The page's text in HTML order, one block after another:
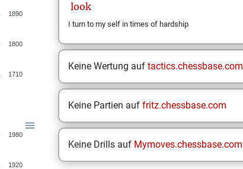
1890
1800
1710
1980
1920
look
I turn to my self in times of hardship
Keine Wertung auf tactics.chessbase.com
Keine Partien auf fritz.chessbase.com
Keine Drills auf Mymoves.chessbase.com